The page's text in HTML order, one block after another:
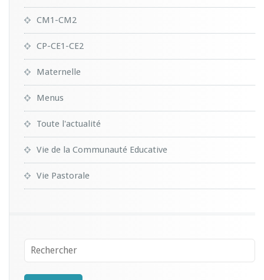
CM1-CM2
CP-CE1-CE2
Maternelle
Menus
Toute l'actualité
Vie de la Communauté Educative
Vie Pastorale